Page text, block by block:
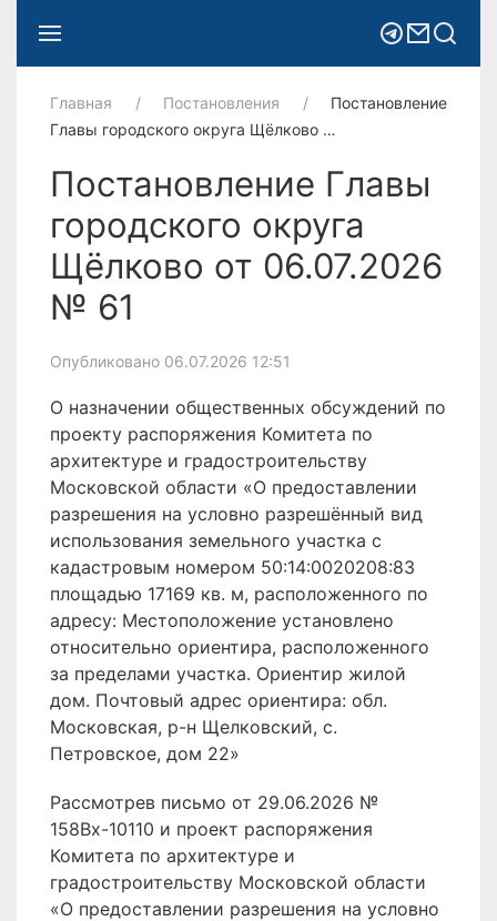
Главная Постановления
Постановление
Главы городского округа Щёлково …
Постановление Главы
городского округа
Щёлково от 06.07.2026
№ 61
Опубликовано 06.07.2026 12:51
О назначении общественных обсуждений по
проекту распоряжения Комитета по
архитектуре и градостроительству
Московской области «О предоставлении
разрешения на условно разрешённый вид
использования земельного участка с
кадастровым номером 50:14:0020208:83
площадью 17169 кв. м, расположенного по
адресу: Местоположение установлено
относительно ориентира, расположенного
за пределами участка. Ориентир жилой
дом. Почтовый адрес ориентира: обл.
Московская, р-н Щелковский, с.
Петровское, дом 22»
Рассмотрев письмо от 29.06.2026 №
158Вх-10110 и проект распоряжения
Комитета по архитектуре и
градостроительству Московской области
«О предоставлении разрешения на условно